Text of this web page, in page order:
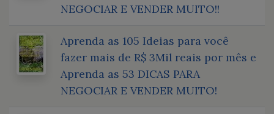
NEGOCIAR E VENDER MUITO!!
Aprenda as 105 Ideias para você
fazer mais de R$ 3Mil reais por mês e
Aprenda as 53 DICAS PARA
NEGOCIAR E VENDER MUITO!